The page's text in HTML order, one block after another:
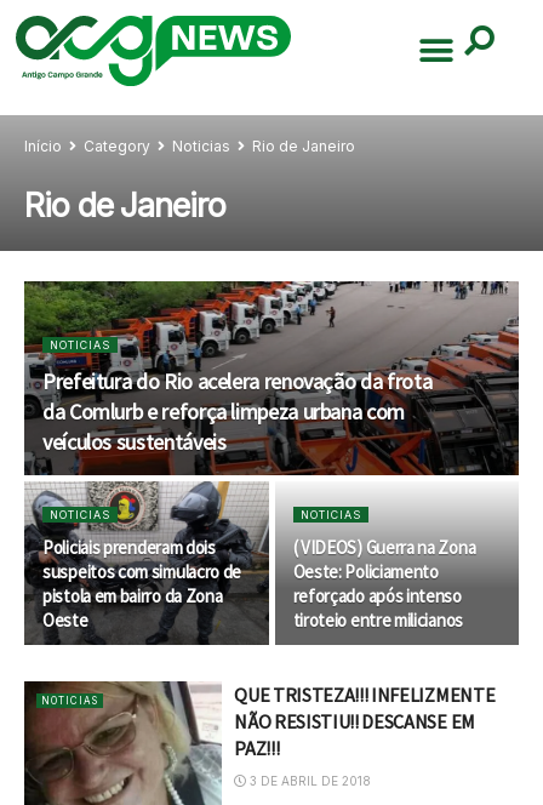
Início Category Noticias Rio de Janeiro
Rio de Janeiro
NOTICIAS
Prefeitura do Rio acelera renovação da frota
da Comlurb e reforça limpeza urbana com
veículos sustentáveis
NOTICIAS
Policiais prenderam dois
suspeitos com simulacro de
pistola em bairro da Zona
Oeste
NOTICIAS
( VIDEOS) Guerra na Zona
Oeste: Policiamento
reforçado após intenso
tiroteio entre milicianos
NOTICIAS
QUE TRISTEZA!!! INFELIZMENTE
NÃO RESISTIU!! DESCANSE EM
PAZ!!!
3 DE ABRIL DE 2018